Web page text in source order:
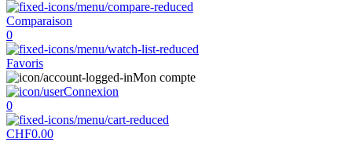
Comparaison
0
Favoris
Mon compte
Connexion
0
CHF0.00